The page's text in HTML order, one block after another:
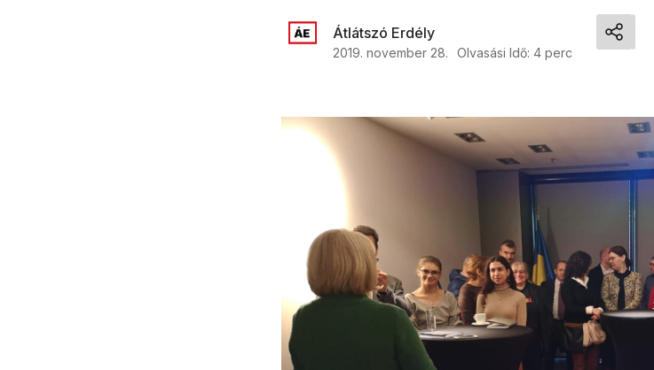
Átlátszó Erdély
2019. november 28. Olvasási Idő: 4 perc